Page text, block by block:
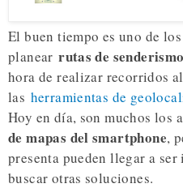
El buen tiempo es uno de
planearrutas de senderismo
hora de realizar recorridos
las herramientas de
Hoy en día, son muchos los
de mapas del smartphone,
presenta pueden llegar a
buscar otras soluciones.